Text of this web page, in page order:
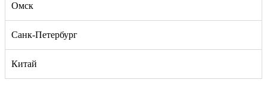
Омск
Санк-Петербург
Китай